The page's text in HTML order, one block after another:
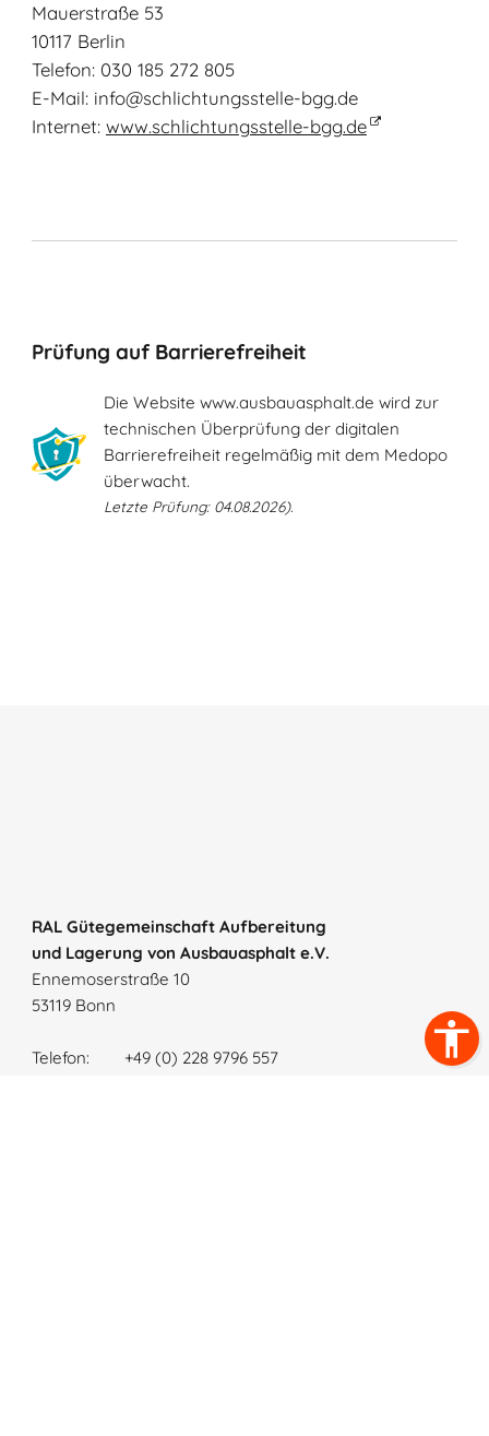
Mauerstraße 53
10117 Berlin
Telefon: 030 185 272 805
E-Mail: info@schlichtungsstelle-bgg.de
Internet: www.schlichtungsstelle-bgg.de
Prüfung auf Barrierefreiheit
Die Website www.ausbauasphalt.de wird zur
technischen Überprüfung der digitalen
Barrierefreiheit regelmäßig mit dem Medopo
überwacht.
Letzte Prüfung: 04.08.2026).
RAL Gütegemeinschaft Aufbereitung
und Lagerung von Ausbauasphalt e.V.
Ennemoserstraße 10
53119 Bonn
Telefon:
+49 (0) 228 9796 557